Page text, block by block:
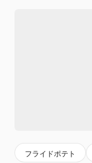
フライドポテト